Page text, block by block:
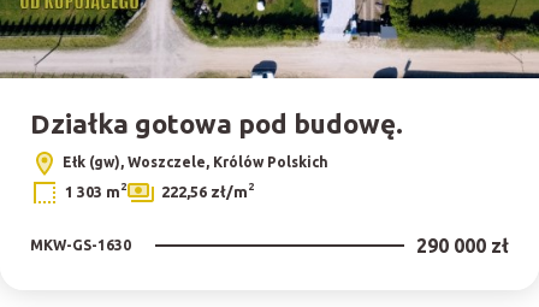
Działka gotowa pod budowę.
Ełk (gw), Woszczele, Królów Polskich
1 303 m2 222,56 zł/m2
MKW-GS-1630 290 000 zł